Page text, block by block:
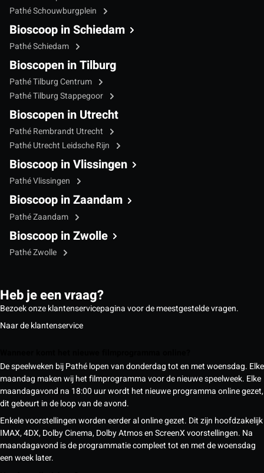
Pathé Schouwburgplein
Bioscoop in Schiedam
Pathé Schiedam
Bioscopen in Tilburg
Pathé Tilburg Centrum
Pathé Tilburg Stappegoor
Bioscopen in Utrecht
Pathé Rembrandt Utrecht
Pathé Utrecht Leidsche Rijn
Bioscoop in Vlissingen
Pathé Vlissingen
Bioscoop in Zaandam
Pathé Zaandam
Bioscoop in Zwolle
Pathé Zwolle
Heb je een vraag?
Bezoek onze klantenservicepagina voor de meestgestelde vragen.
Naar de klantenservice
De speelweken bij Pathé lopen van donderdag tot en met woensdag. Elke
maandag maken wij het filmprogramma voor de nieuwe speelweek. Elke
maandagavond na 18:00 uur wordt het nieuwe programma online gezet,
dit gebeurt in de loop van de avond.
Enkele voorstellingen worden eerder al online gezet. Dit zijn hoofdzakelijk
IMAX, 4DX, Dolby Cinema, Dolby Atmos en ScreenX voorstellingen. Na
maandagavond is de programmatie compleet tot en met de woensdag
een week later.